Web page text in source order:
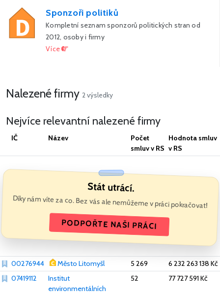
Sponzoři politiků
Kompletní seznam sponzorů politických stran od
2012, osoby i firmy
Více
Nalezené firmy 2 výsledky
Nejvíce relevantní nalezené firmy
IČ Název
Počet
smluv v RS
Hodnota smluv
v RS
Stát utrácí.
Díky nám víte za co. Bez vás ale nemůžeme v práci pokračovat!
PODPOŘTE NAŠI PRÁCI
00276944 Město Litomyšl 5 269
6 232 263 138 Kč
07419112
Institut
environmentálních
52 77 727 591 Kč